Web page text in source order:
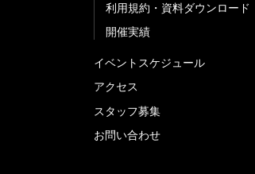
利用規約・資料ダウンロード
開催実績
イベントスケジュール
アクセス
スタッフ募集
お問い合わせ